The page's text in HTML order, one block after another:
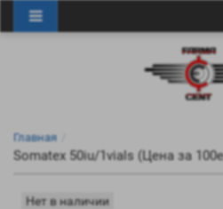
Главная
Somatex 50iu/1vials (Цена за
Нет в наличии